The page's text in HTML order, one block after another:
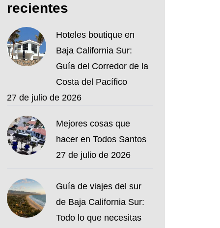
recientes
Hoteles boutique en
Baja California Sur:
Guía del Corredor de la
Costa del Pacífico
27 de julio de 2026
Mejores cosas que
hacer en Todos Santos
27 de julio de 2026
Guía de viajes del sur
de Baja California Sur:
Todo lo que necesitas